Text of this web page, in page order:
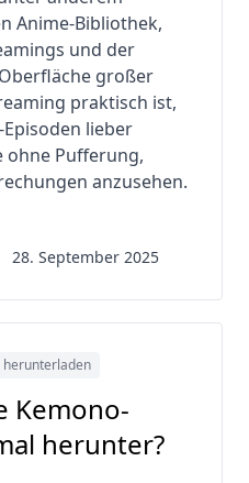
Anime-Bibliothek,
und der
großer
praktisch ist,
Episoden lieber
ohne Pufferung,
anzusehen.
28. September 2025
herunterladen
Kemono-
herunter?